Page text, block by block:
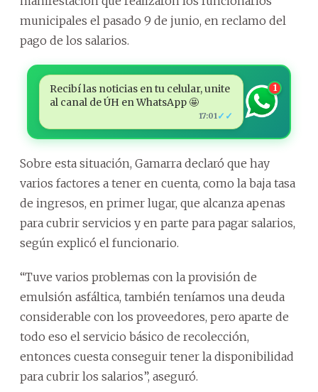
municipales el pasado 9 de junio, en reclamo del
pago de los salarios.
Recibí las noticias en tu celular, unite
al canal de ÚH en WhatsApp 🤩
17:01 ✓✓
1
Sobre esta situación, Gamarra declaró que hay
varios factores a tener en cuenta, como la baja tasa
de ingresos, en primer lugar, que alcanza apenas
para cubrir servicios y en parte para pagar salarios,
según explicó el funcionario.
“Tuve varios problemas con la provisión de
emulsión asfáltica, también teníamos una deuda
considerable con los proveedores, pero aparte de
todo eso el servicio básico de recolección,
entonces cuesta conseguir tener la disponibilidad
para cubrir los salarios”, aseguró.